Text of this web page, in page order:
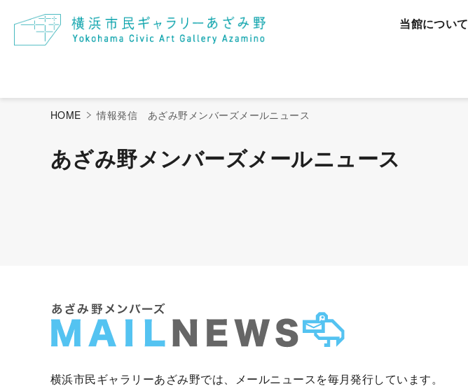
当館について
HOME 情報発信 あざみ野メンバーズメールニュース
あざみ野メンバーズメールニュース
横浜市民ギャラリーあざみ野では、メールニュースを毎月発行しています。